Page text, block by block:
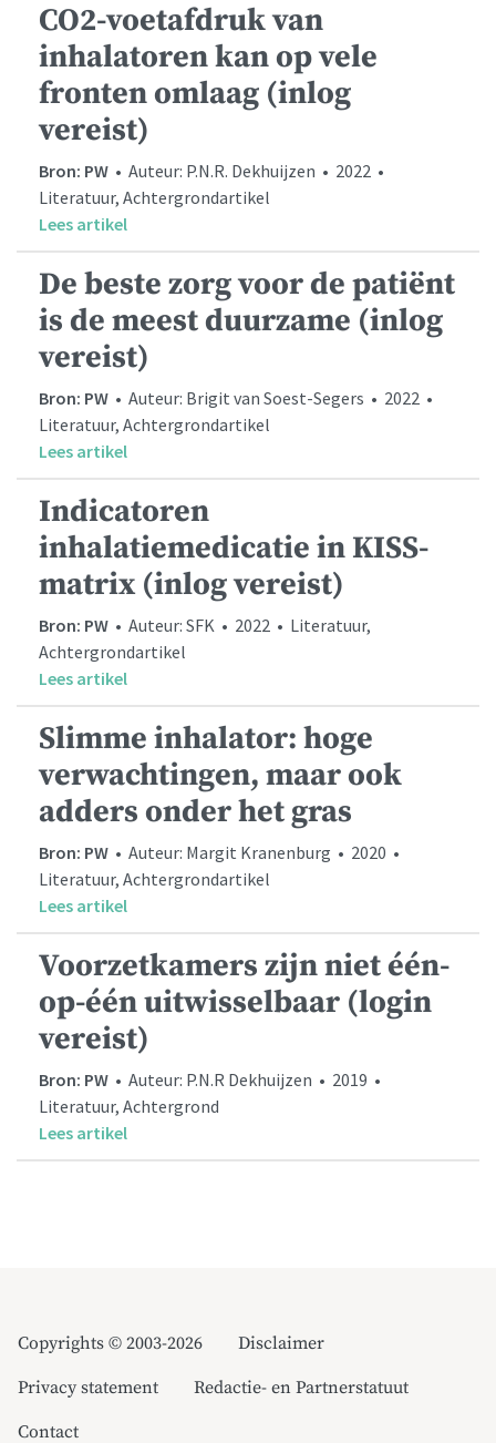
CO2-voetafdruk van
inhalatoren kan op vele
fronten omlaag (inlog
vereist)
Bron: PW • Auteur: P.N.R. Dekhuijzen • 2022 •
Literatuur, Achtergrondartikel
Lees artikel
De beste zorg voor de patiënt
is de meest duurzame (inlog
vereist)
Bron: PW • Auteur: Brigit van Soest-Segers • 2022 •
Literatuur, Achtergrondartikel
Lees artikel
Indicatoren
inhalatiemedicatie in KISS-
matrix (inlog vereist)
Bron: PW • Auteur: SFK • 2022 • Literatuur,
Achtergrondartikel
Lees artikel
Slimme inhalator: hoge
verwachtingen, maar ook
adders onder het gras
Bron: PW • Auteur: Margit Kranenburg • 2020 •
Literatuur, Achtergrondartikel
Lees artikel
Voorzetkamers zijn niet één-
op-één uitwisselbaar (login
vereist)
Bron: PW • Auteur: P.N.R Dekhuijzen • 2019 •
Literatuur, Achtergrond
Lees artikel
Copyrights © 2003-2026
Disclaimer
Privacy statement
Redactie- en Partnerstatuut
Contact